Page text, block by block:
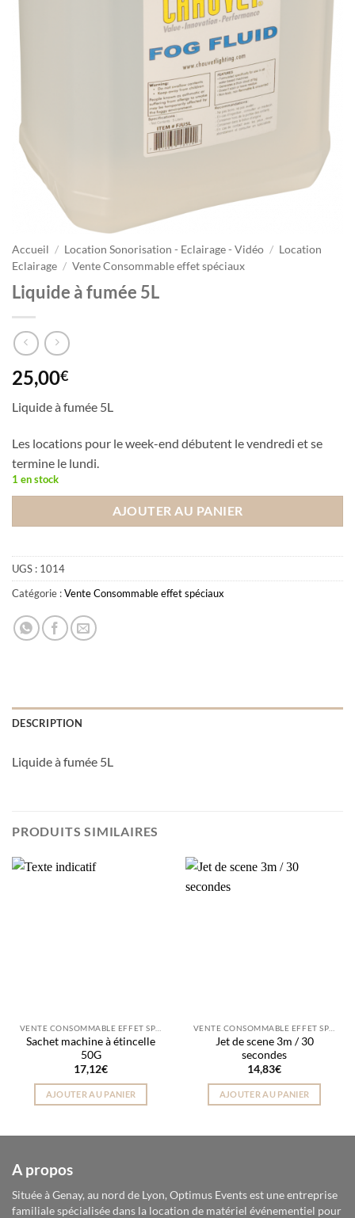
Accueil / Location Sonorisation - Eclairage - Vidéo / Location
Eclairage / Vente Consommable effet spéciaux
Liquide à fumée 5L
25,00€
Liquide à fumée 5L
Les locations pour le week-end débutent le vendredi et se
termine le lundi.
1 en stock
AJOUTER AU PANIER
UGS : 1014
Catégorie :Vente Consommable effet spéciaux
DESCRIPTION
Liquide à fumée 5L
PRODUITS SIMILAIRES
Sachet machine à étincelle
50G
17,12€
AJOUTER AU PANIER
Jet de scene 3m / 30
secondes
14,83€
AJOUTER AU PANIER
A propos
Située à Genay, au nord de Lyon, Optimus Events est une entreprise
familiale spécialisée dans la location de matériel événementiel pour